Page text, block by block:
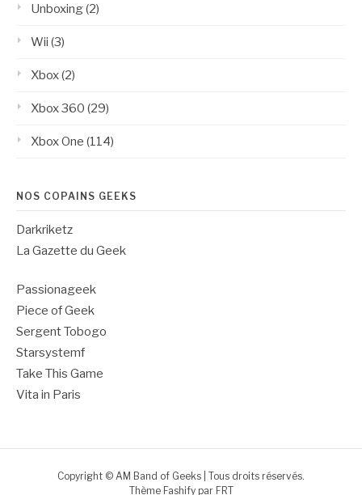
Unboxing(2)
Wii (3)
Xbox(2)
Xbox 360 (29)
Xbox One (114)
NOS COPAINS GEEKS
Darkriketz
La Gazette du Geek
Passionageek
Piece of Geek
Sergent Tobogo
Starsystemf
Take This Game
Vita in Paris
Copyright © AM Band of Geeks | Tous droits réservés.
Thème Fashify par FRT